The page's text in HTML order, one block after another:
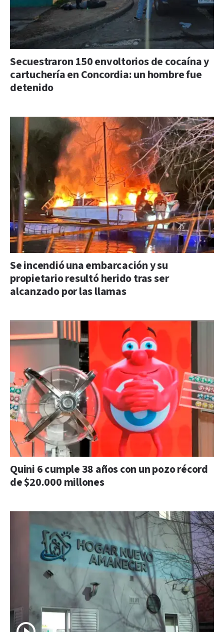
Secuestraron 150 envoltorios de cocaína y
cartuchería en Concordia: un hombre fue
detenido
Se incendió una embarcación y su
propietario resultó herido tras ser
alcanzado por las llamas
Quini 6 cumple 38 años con un pozo récord
de $20.000 millones